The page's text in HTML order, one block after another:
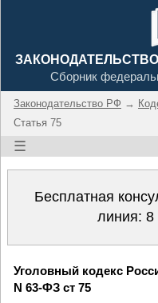
Сборник
Законодательство РФ →
Статья 75
☰
Бесплатная
линия: 8
Уголовный кодекс
N 63-ФЗ ст 75